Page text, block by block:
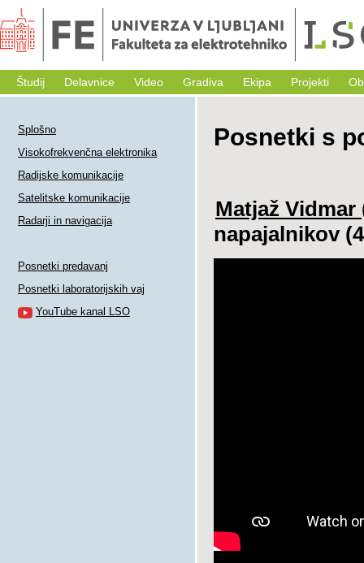
Študij Delavnice Video Gradiva Ekipa Projekti
Splošno
Visokofrekvenčna elektronika
Radijske komunikacije
Satelitske komunikacije
Radarji in navigacija
Posnetki predavanj
Posnetki laboratorijskih vaj
YouTube kanal LSO
Posnetki s
Matjaž Vidmar
napajalnikov